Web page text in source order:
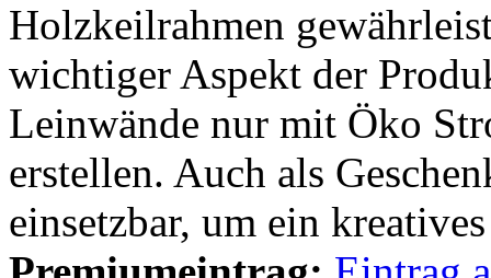
Holzkeilrahmen
wichtiger Aspekt der
Leinwände nur mit Öko
erstellen. Auch als
einsetzbar, um ein